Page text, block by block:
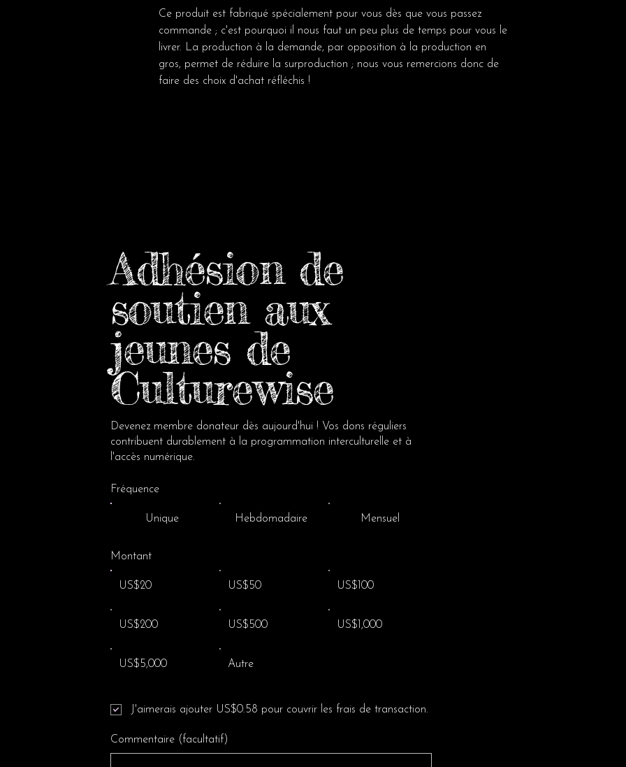
Ce produit est fabriqué spécialement pour vous dès que vous passez
commande ; c'est pourquoi il nous faut un peu plus de temps pour vous le
livrer. La production à la demande, par opposition à la production en
gros, permet de réduire la surproduction ; nous vous remercions donc de
faire des choix d'achat réfléchis !
Adhésion de
soutien aux
jeunes de
Culturewise
Devenez membre donateur dès aujourd'hui ! Vos dons réguliers
contribuent durablement à la programmation interculturelle et à
l'accès numérique.
Fréquence
Unique Hebdomadaire Mensuel
Montant
US$20 US$50 US$100
US$200 US$500 US$1,000
US$5,000 Autre
Commentaire (facultatif)
J'aimerais ajouter US$0.58 pour couvrir les frais de transaction.